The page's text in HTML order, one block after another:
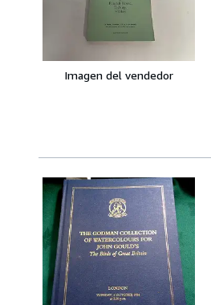
Imagen del vendedor